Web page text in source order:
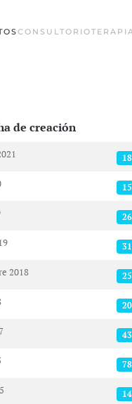
CONSULTORIO
de creación
2018